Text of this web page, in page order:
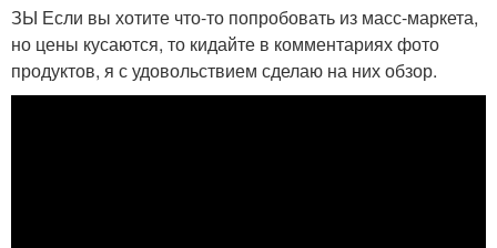
ЗЫ Если вы хотите что-то попробовать из масс-маркета,
но цены кусаются, то кидайте в комментариях фото
продуктов, я с удовольствием сделаю на них обзор.